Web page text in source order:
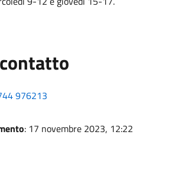
976213
: 17 novembre 2023, 12:22